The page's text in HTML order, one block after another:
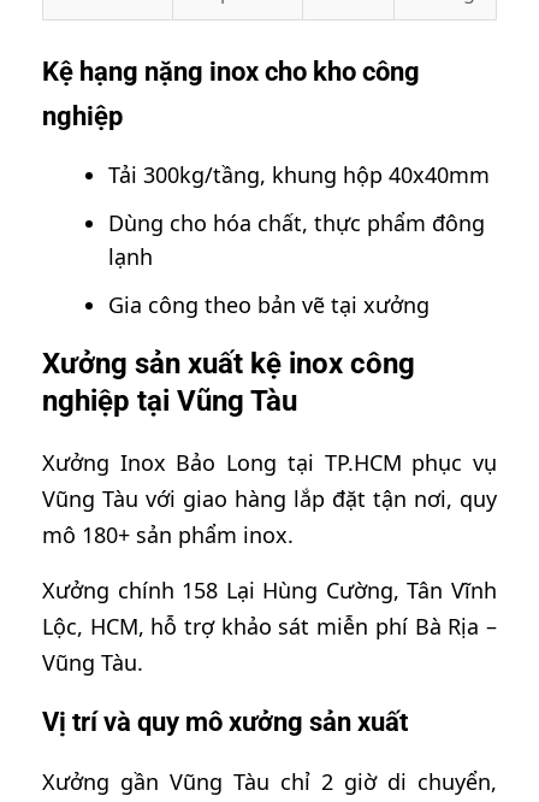
Kệ hạng nặng inox cho kho công
nghiệp
Tải 300kg/tầng, khung hộp 40x40mm
Dùng cho hóa chất, thực phẩm đông
lạnh
Gia công theo bản vẽ tại xưởng
Xưởng sản xuất kệ inox công
nghiệp tại Vũng Tàu
Xưởng Inox Bảo Long tại TP.HCM phục vụ
Vũng Tàu với giao hàng lắp đặt tận nơi, quy
mô 180+ sản phẩm inox.
Xưởng chính 158 Lại Hùng Cường, Tân Vĩnh
Lộc, HCM, hỗ trợ khảo sát miễn phí Bà Rịa –
Vũng Tàu.
Vị trí và quy mô xưởng sản xuất
Xưởng gần Vũng Tàu chỉ 2 giờ di chuyển,